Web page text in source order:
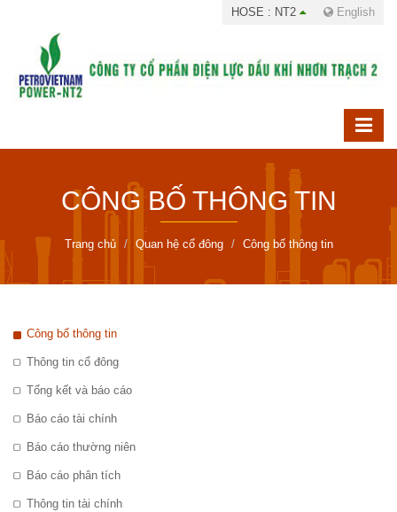
HOSE : NT2 English
CÔNG BỐ THÔNG TIN
Trang chủ Quan hệ cổ đông Công bố thông tin
Công bố thông tin
Thông tin cổ đông
Tổng kết và báo cáo
Báo cáo tài chính
Báo cáo thường niên
Báo cáo phân tích
Thông tin tài chính